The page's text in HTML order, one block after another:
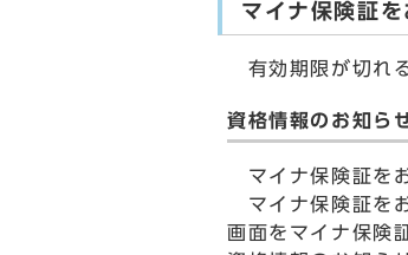
マイナ保険証
有効期限が切れ
資格情報のお知ら
マイナ保険証を
マイナ保険証を
画面をマイナ保険